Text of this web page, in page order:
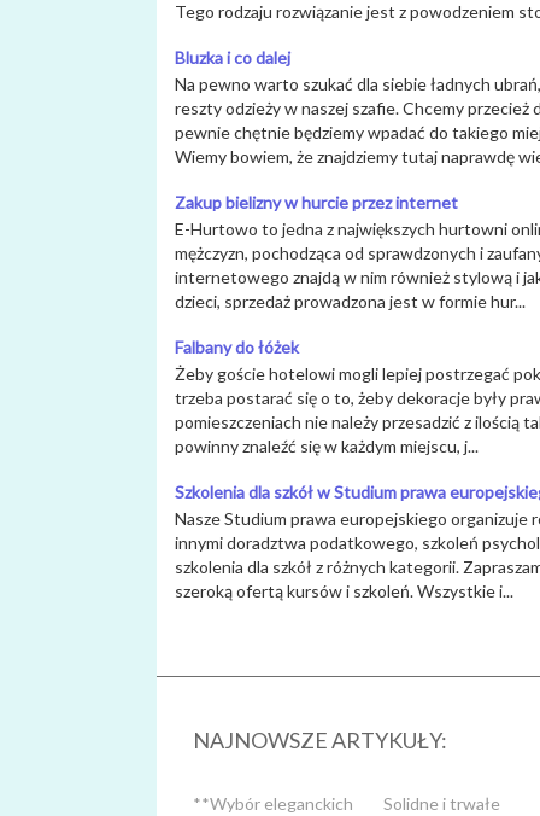
Tego rodzaju rozwiązanie jest z powodzeniem
Bluzka i co dalej
Na pewno warto szukać dla siebie ładnych
reszty odzieży w naszej szafie. Chcemy
pewnie chętnie będziemy wpadać do takiego
Wiemy bowiem, że znajdziemy tutaj naprawdę
Zakup bielizny w hurcie przez internet
E-Hurtowo to jedna z największych hurtowni
mężczyzn, pochodząca od sprawdzonych i
internetowego znajdą w nim również stylową i
dzieci, sprzedaż prowadzona jest w formie hur...
Falbany do łóżek
Żeby goście hotelowi mogli lepiej postrzegać
trzeba postarać się o to, żeby dekoracje były
pomieszczeniach nie należy przesadzić z ilością
powinny znaleźć się w każdym miejscu, j...
Szkolenia dla szkół w Studium prawa
Nasze Studium prawa europejskiego organizuje
innymi doradztwa podatkowego, szkoleń
szkolenia dla szkół z różnych kategorii.
szeroką ofertą kursów i szkoleń. Wszystkie i...
NAJNOWSZE ARTYKUŁY:
Solidne i trwałe
**Wybór eleganckich